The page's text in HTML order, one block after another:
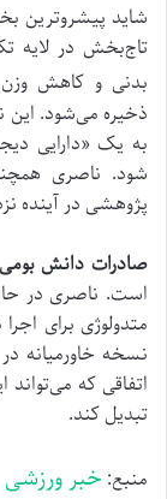
شاید پیشروترین
بدنی و کاهش
ذخیره می‌شود. این
به یک «دارایی
شود. ناصری
پژوهشی در آینده
صادرات دانش بومی
است. ناصری در
متدولوژی برای
نسخه خاورمیانه
اتفاقی که
تبدیل کند.
منبع: خبر ورزشی